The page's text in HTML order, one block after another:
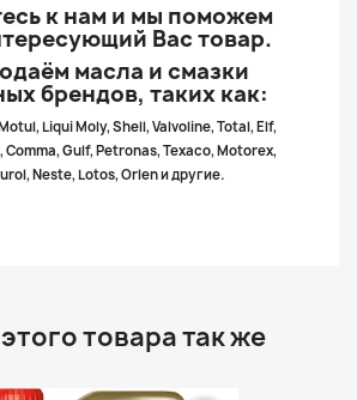
к нам и мы поможем
Вас товар.
масла и смазки
брендов, таких как:
Liqui Moly, Shell, Valvoline, Total, Elf,
Comma, Gulf, Petronas, Texaco, Motorex,
Neste, Lotos, Orlen и другие.
товара так же